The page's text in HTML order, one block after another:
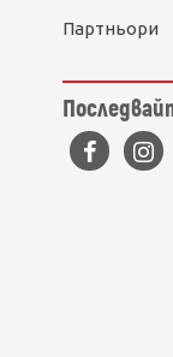
Партньори